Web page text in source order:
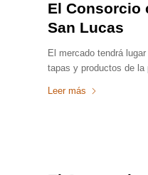
El Consorcio
San Lucas
El mercado tendrá
tapas y productos de la
Leer más